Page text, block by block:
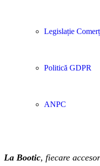
Legislație Comerț
Politică GDPR
ANPC
La Bootic, fiecare